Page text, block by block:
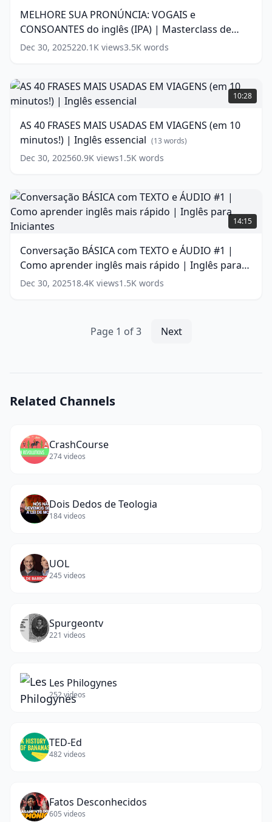
LSE]
(15
e
CONSOANTES
do
inglês
|
Masterclass
de
#2 (14
words)
MELHORE SUA PRONÚNCIA: VOGAIS e
CONSOANTES do inglês (IPA) | Masterclass de
pronúncia #2
14words)
Dec 30, 2025220.1K views3.5K words
AS
40
FRASES
USADAS
EM
VIAGENS
(em
minutos!)
|
Inglês
essencial
10:28
AS 40 FRASES MAIS USADAS EM VIAGENS (em 10
minutos!) | Inglês essencial (13 words)
Dec 30, 202560.9K views1.5K words
Conversação
BÁSICA
com
e
ÁUDIO
#1
|
Iniciantes
(17
14:15
Conversação BÁSICA com TEXTO e ÁUDIO #1 |
Como aprender inglês mais rápido | Inglês para
Iniciantes (17words)
Dec 30, 202518.4K views1.5K words
Page 1 of3 Next
Related Channels
CrashCourse
274videos
Dois Dedos de Teologia
184videos
UOL
245 videos
Spurgeontv
221 videos
Les Philogynes
252videos
TED-Ed
482videos
Fatos Desconhecidos
605 videos